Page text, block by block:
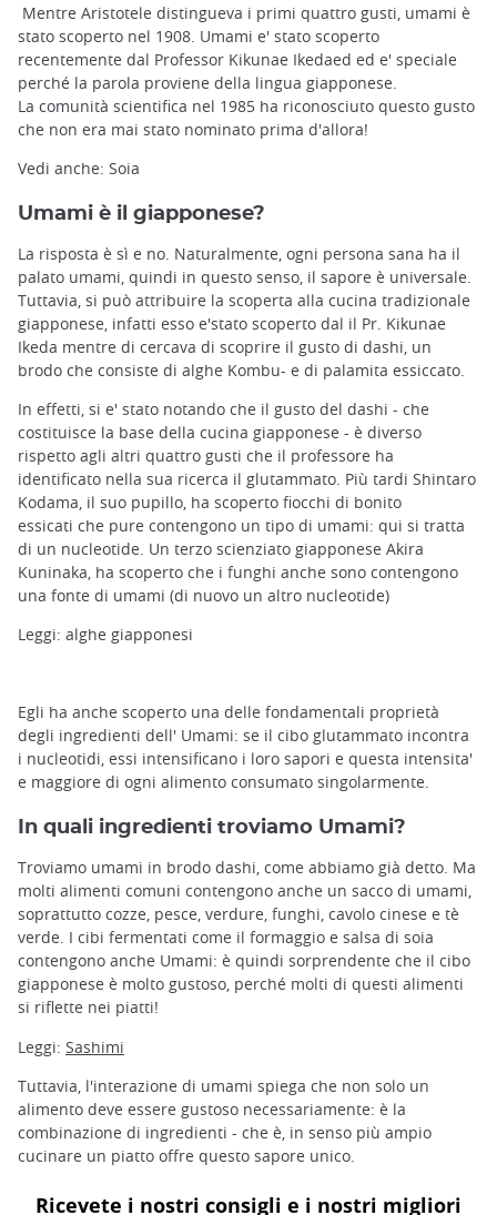
Mentre Aristotele distingueva i primi quattro gusti, umami è
stato scoperto nel 1908. Umami e' stato scoperto
recentemente dal Professor Kikunae Ikedaed ed e' speciale
perché la parola proviene della lingua giapponese.
La comunità scientifica nel 1985 ha riconosciuto questo gusto
che non era mai stato nominato prima d'allora!
Vedi anche: Soia
Umami è il giapponese?
La risposta è sì e no. Naturalmente, ogni persona sana ha il
palato umami, quindi in questo senso, il sapore è universale.
Tuttavia, si può attribuire la scoperta alla cucina tradizionale
giapponese, infatti esso e'stato scoperto dal il Pr. Kikunae
Ikeda mentre di cercava di scoprire il gusto di dashi, un
brodo che consiste di alghe Kombu- e di palamita essiccato.
In effetti, si e' stato notando che il gusto del dashi - che
costituisce la base della cucina giapponese - è diverso
rispetto agli altri quattro gusti che il professore ha
identificato nella sua ricerca il glutammato. Più tardi Shintaro
Kodama, il suo pupillo, ha scoperto fiocchi di bonito
essicati che pure contengono un tipo di umami: qui si tratta
di un nucleotide. Un terzo scienziato giapponese Akira
Kuninaka, ha scoperto che i funghi anche sono contengono
una fonte di umami (di nuovo un altro nucleotide)
Leggi: alghe giapponesi
Egli ha anche scoperto una delle fondamentali proprietà
degli ingredienti dell' Umami: se il cibo glutammato incontra
i nucleotidi, essi intensificano i loro sapori e questa intensita'
e maggiore di ogni alimento consumato singolarmente.
In quali ingredienti troviamo Umami?
Troviamo umami in brodo dashi, come abbiamo già detto. Ma
molti alimenti comuni contengono anche un sacco di umami,
soprattutto cozze, pesce, verdure, funghi, cavolo cinese e tè
verde. I cibi fermentati come il formaggio e salsa di soia
contengono anche Umami: è quindi sorprendente che il cibo
giapponese è molto gustoso, perché molti di questi alimenti
si riflette nei piatti!
Leggi: Sashimi
Tuttavia, l'interazione di umami spiega che non solo un
alimento deve essere gustoso necessariamente: è la
combinazione di ingredienti - che è, in senso più ampio
cucinare un piatto offre questo sapore unico.